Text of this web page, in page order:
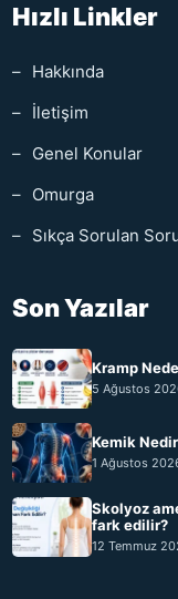
Hızlı Linkler
Hakkında
İletişim
Genel Konular
Omurga
Sıkça Sorulan
Son Yazılar
Kramp
5 Ağustos
Kemik
1 Ağustos
Skolyoz
fark edilir?
12 Temmuz